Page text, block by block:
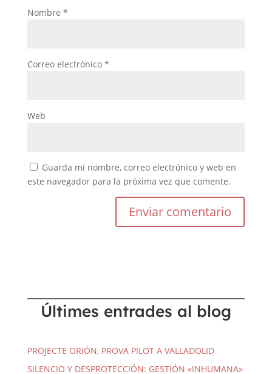
Nombre *
Correo electrónico *
Web
Guarda mi nombre, correo electrónico y web en
este navegador para la próxima vez que comente.
Últimes entrades al blog
PROJECTE ORIÓN, PROVA PILOT A VALLADOLID
SILENCIO Y DESPROTECCIÓN: GESTIÓN «INHUMANA»